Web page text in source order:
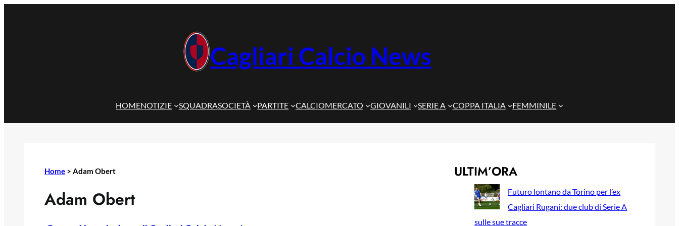
Cagliari Calcio News
HOMENOTIZIE SQUADRASOCIETÀ PARTITE CALCIOMERCATO GIOVANILI SERIE A COPPA ITALIA FEMMINILE
Home > Adam Obert
Adam Obert
ULTIM’ORA
Futuro lontano da Torino per l’ex
Cagliari Rugani: due club di Serie A
sulle sue tracce